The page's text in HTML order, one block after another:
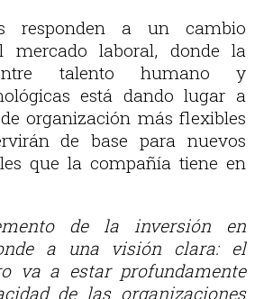
responden a un cambio
mercado laboral, donde la
talento humano y
está dando lugar a
organización más flexibles
de base para nuevos
que la compañía tiene en
de la inversión en
a una visión clara: el
va a estar profundamente
de las organizaciones